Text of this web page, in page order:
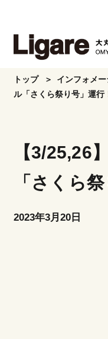
content
トップ インフォメ
ル「さくら祭り号」運行
【3/25,26
「さくら
2023年3月20日